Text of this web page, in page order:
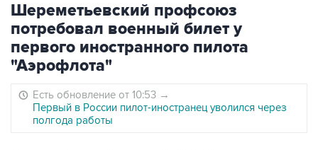
Шереметьевский профсоюз
потребовал военный билет у
первого иностранного пилота
"Аэрофлота"
Есть обновление от 10:53 →
Первый в России пилот-иностранец уволился через
полгода работы